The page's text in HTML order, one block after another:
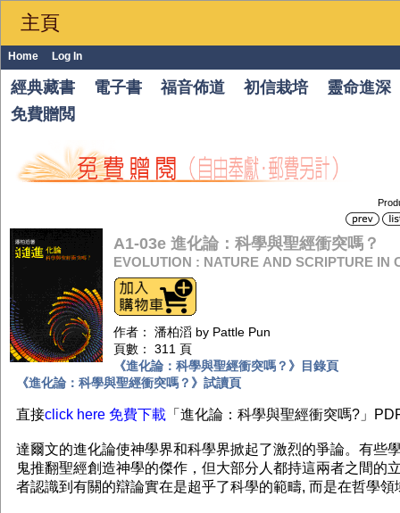
主頁
Home Log In
經典藏書 電子書 福音佈道 初信栽培
靈命進深
免費贈閲
A1-03e 進化論：科學與聖經衝突嗎？
EVOLUTION : NATURE AND SCRIPTURE IN
作者： 潘柏滔 by Pattle Pun
頁數： 311 頁
《進化論：科學與聖經衝突嗎？》目錄頁
《進化論：科學與聖經衝突嗎？》試讀頁
直接click here 免費下載「進化論：科學與聖經衝突嗎?」
達爾文的進化論使神學界和科學界掀起了激烈的爭論。有些
鬼推翻聖經創造神學的傑作，但大部分人都持這兩者之間的
者認識到有關的辯論實在是超乎了科學的範疇, 而是在哲學